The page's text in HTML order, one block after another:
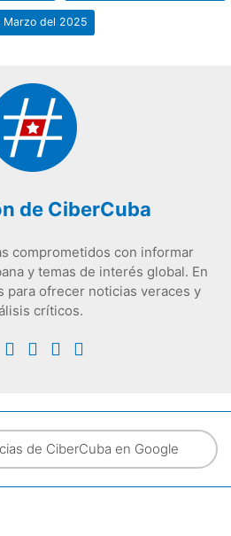
Marzo del 2025
de CiberCuba
comprometidos con informar
y temas de interés global. En
para ofrecer noticias veraces y
críticos.
de CiberCuba en Google